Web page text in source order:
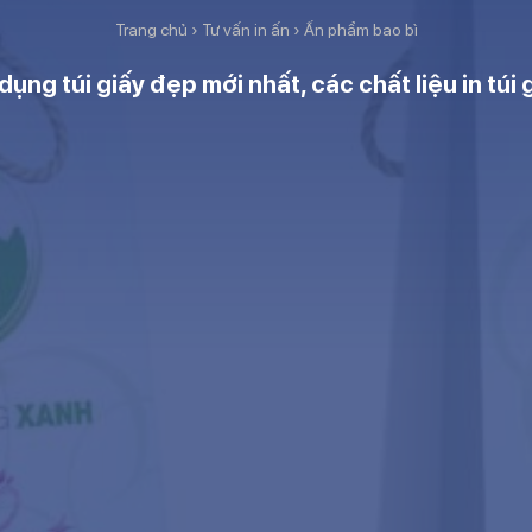
Trang chủ › Tư vấn in ấn › Ấn phẩm bao bì
túi giấy đẹp mới nhất, các chất liệu in túi